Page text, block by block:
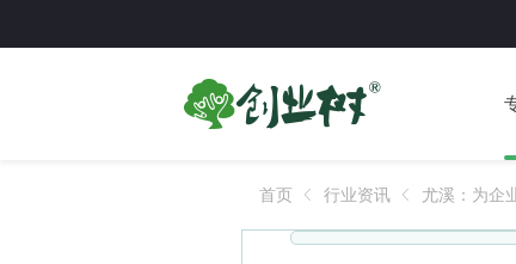
首页 行业资讯 尤溪：为企